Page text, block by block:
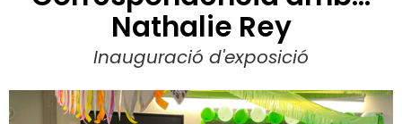
Nathalie Rey
Inauguració d'exposició